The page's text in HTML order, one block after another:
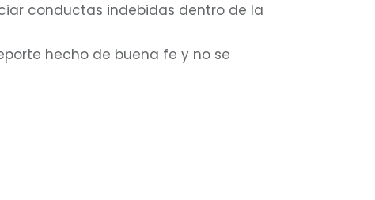
conductas indebidas dentro de la
hecho de buena fe y no se